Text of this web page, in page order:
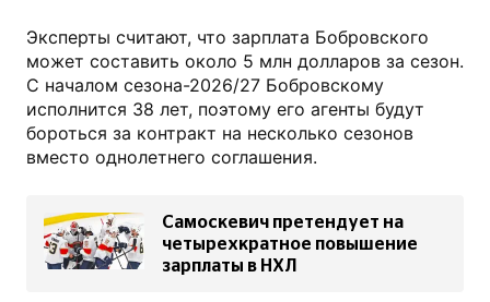
Эксперты считают, что зарплата Бобровского
может составить около 5 млн долларов за сезон.
С началом сезона-2026/27 Бобровскому
исполнится 38 лет, поэтому его агенты будут
бороться за контракт на несколько сезонов
вместо однолетнего соглашения.
Самоскевич претендует на
четырехкратное повышение
зарплаты в НХЛ